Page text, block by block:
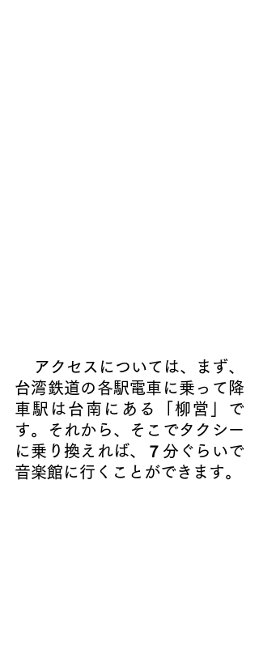
台湾鉄道の各駅電車に乗って降
車駅は台南にある「柳営」で
す。それから、そこでタクシー
に乗り換えれば、７分ぐらいで
音楽館に行くことができます。